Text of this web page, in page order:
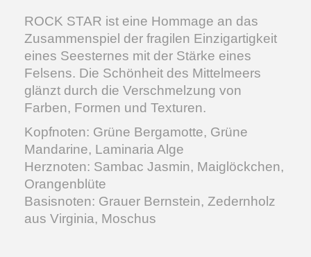
ROCK STAR ist eine Hommage an das
Zusammenspiel der fragilen Einzigartigkeit
eines Seesternes mit der Stärke eines
Felsens. Die Schönheit des Mittelmeers
glänzt durch die Verschmelzung von
Farben, Formen und Texturen.
Kopfnoten: Grüne Bergamotte, Grüne
Mandarine, Laminaria Alge
Herznoten: Sambac Jasmin, Maiglöckchen,
Orangenblüte
Basisnoten: Grauer Bernstein, Zedernholz
aus Virginia, Moschus